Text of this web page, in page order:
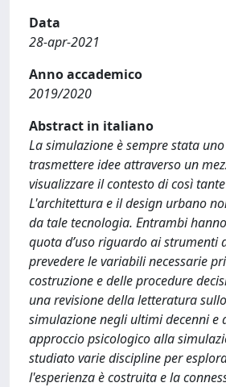
Data
28-apr-2021
Anno accademico
2019/2020
Abstract in italiano
La simulazione è sempre stata
trasmettere idee attraverso un
visualizzare il contesto di così
L'architettura e il design urbano
da tale tecnologia. Entrambi
quota d’uso riguardo ai strumenti
prevedere le variabili necessarie
costruzione e delle procedure
una revisione della letteratura
simulazione negli ultimi decenni e
approccio psicologico alla
studiato varie discipline per
l'esperienza è costruita e la